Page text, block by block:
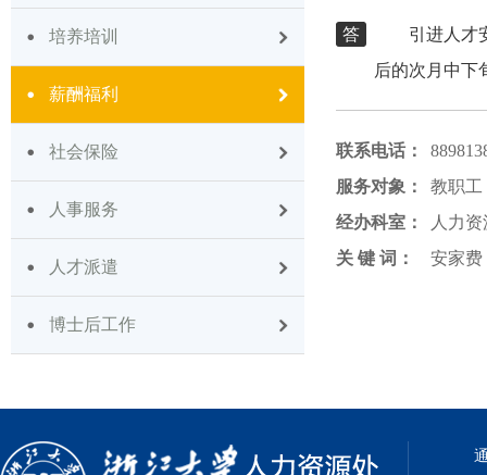
培养培训
薪酬福利
社会保险
人事服务
人才派遣
博士后工作
答
引进人才
后的次月中下
联系电话：
服务对象：
教职工
经办科室：
人力
关 键 词：
安家费